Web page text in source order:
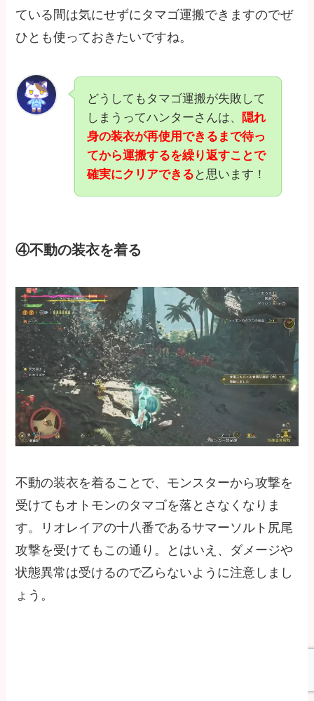
ている間は気にせずにタマゴ運搬できますのでぜ
ひとも使っておきたいですね。
どうしてもタマゴ運搬が失敗して
しまうってハンターさんは、 隠れ
身の装衣が再使用できるまで待っ
てから運搬するを繰り返すことで
確実にクリアできる と思います！
④不動の装衣を着る
不動の装衣を着ることで、モンスターから攻撃を
受けてもオトモンのタマゴを落とさなくなりま
す。リオレイアの十八番であるサマーソルト尻尾
攻撃を受けてもこの通り。とはいえ、ダメージや
状態異常は受けるので乙らないように注意しまし
ょう。